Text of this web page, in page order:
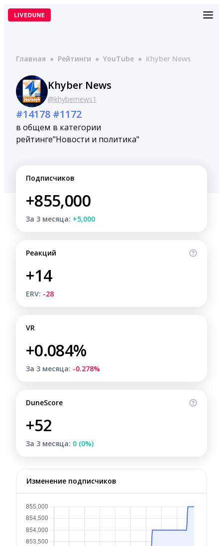
Перейти
Главная ● Рейтинги ● YouTube ● Khyber News
Khyber News
@khybernews1
#14178
в общем
рейтинге
#1172
в категории
"Новости и политика"
Подписчиков
+855,000
За 3 месяца: +5,000
Реакций
+14
ERV: -28
VR
+0.084%
За 3 месяца: -0.278%
DuneScore
+52
За 3 месяца: 0 (0%)
Изменение подписчиков